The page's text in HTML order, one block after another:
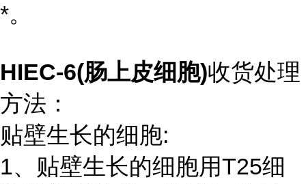
*。
HIEC-6(肠上皮细胞)收货处理
方法：
贴壁生长的细胞:
1、贴壁生长的细胞用T25细